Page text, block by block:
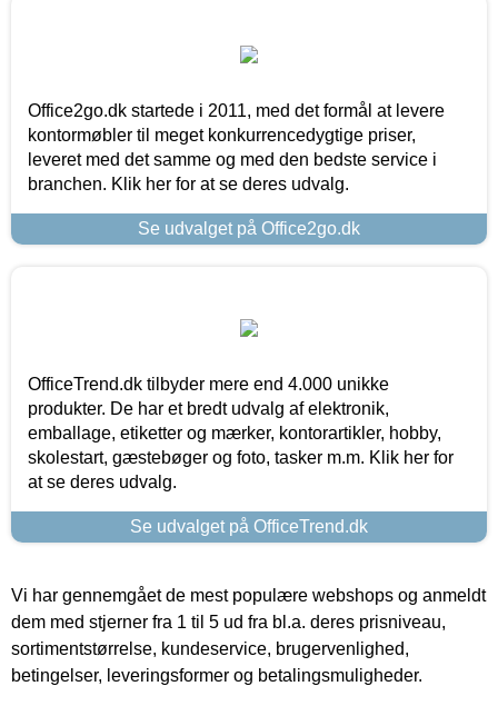
Office2go.dk startede i 2011, med det formål at levere
kontormøbler til meget konkurrencedygtige priser,
leveret med det samme og med den bedste service i
branchen. Klik her for at se deres udvalg.
Se udvalget på Office2go.dk
OfficeTrend.dk tilbyder mere end 4.000 unikke
produkter. De har et bredt udvalg af elektronik,
emballage, etiketter og mærker, kontorartikler, hobby,
skolestart, gæstebøger og foto, tasker m.m. Klik her for
at se deres udvalg.
Se udvalget på OfficeTrend.dk
Vi har gennemgået de mest populære webshops og anmeldt
dem med stjerner fra 1 til 5 ud fra bl.a. deres prisniveau,
sortimentstørrelse, kundeservice, brugervenlighed,
betingelser, leveringsformer og betalingsmuligheder.